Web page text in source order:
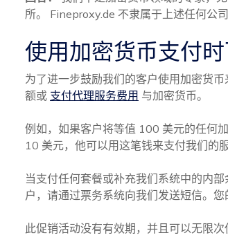
所。 Fineproxy.de 不隶属于上述任何公司
使用加密货币支付时
为了进一步鼓励我们的客户使用加密货
额或 支付代理服务费用 与加密货币。
例如，如果客户将等值 100 美元的任何
10 美元，他可以用这笔钱来支付我们的服
当支付任何套餐或补充我们系统中的内
户，请通过票务系统向我们发送短信。您
此促销活动没有有效期，并且可以无限次